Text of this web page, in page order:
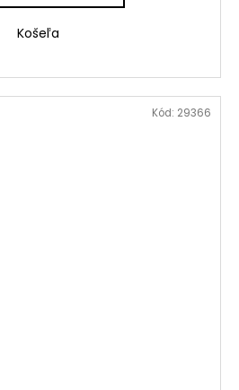
Košeľa
Kód: 29366